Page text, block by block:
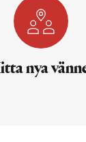
nya